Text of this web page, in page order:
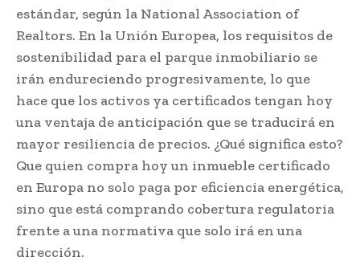
estándar, según la National Association of
Realtors. En la Unión Europea, los requisitos de
sostenibilidad para el parque inmobiliario se
irán endureciendo progresivamente, lo que
hace que los activos ya certificados tengan hoy
una ventaja de anticipación que se traducirá en
mayor resiliencia de precios. ¿Qué significa esto?
Que quien compra hoy un inmueble certificado
en Europa no solo paga por eficiencia energética,
sino que está comprando cobertura regulatoria
frente a una normativa que solo irá en una
dirección.